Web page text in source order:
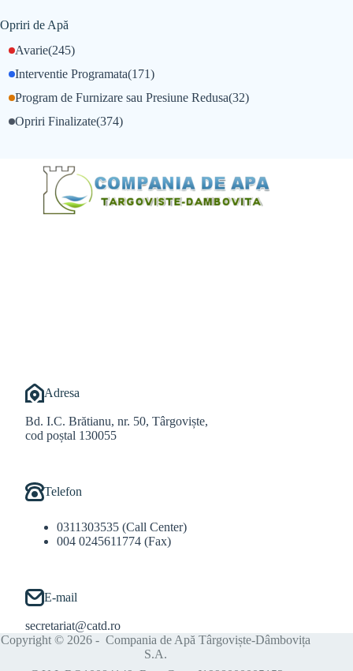
Opriri de Apă
Avarie(245)
Interventie Programata(171)
Opriri Finalizate(374)
Program de Furnizare sau Presiune Redusa(32)
Adresa
Bd. I.C. Brătianu, nr. 50, Târgoviște,
cod poștal 130055
Telefon
0311303535 (Call Center)
004 0245611774 (Fax)
E-mail
secretariat@catd.ro
Copyright © 2026 - Compania de Apă Târgoviște-Dâmbovița
S.A.